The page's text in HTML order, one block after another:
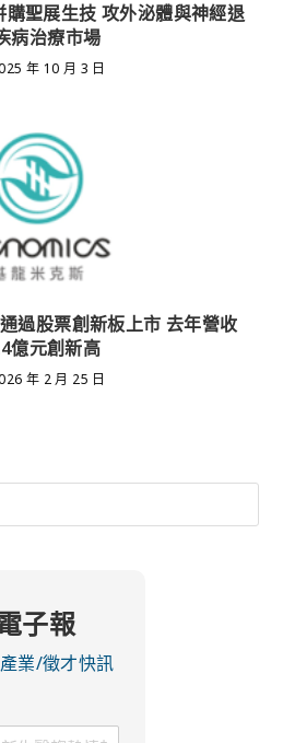
聖展生技 攻外泌體與神經退
病治療市場
年 10 月 3 日
過股票創新板上市 去年營收
億元創新高
年 2 月 25 日
子報
業/徵才快訊